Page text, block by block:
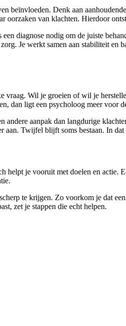
beïnvloeden. Denk aan
van klachten. Hierdoor
diagnose nodig om de juiste
Je werkt samen aan stabiliteit
Wil je groeien of wil je
dan ligt een psycholoog meer voor
aanpak dan langdurige
Twijfel blijft soms bestaan. In
helpt je vooruit met doelen en
te krijgen. Zo voorkom je dat
zet je stappen die echt helpen.